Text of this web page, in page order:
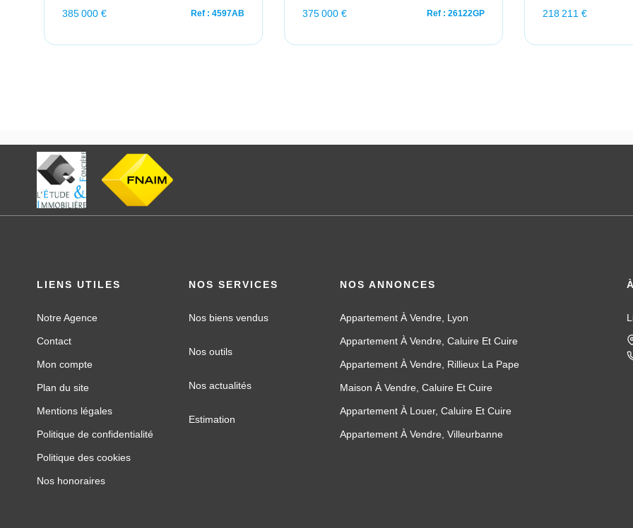
385 000 € Ref : 4597AB 375 000 € Ref : 26122GP 218 211 €
LIENS UTILES
Notre Agence
Contact
Mon compte
Plan du site
Mentions légales
Politique de confidentialité
Politique des cookies
Nos honoraires
NOS SERVICES
Nos biens vendus
Nos outils
Nos actualités
Estimation
NOS ANNONCES
Appartement À Vendre, Lyon
Appartement À Vendre, Caluire Et Cuire
Appartement À Vendre, Rillieux La Pape
Maison À Vendre, Caluire Et Cuire
Appartement À Louer, Caluire Et Cuire
Appartement À Vendre, Villeurbanne